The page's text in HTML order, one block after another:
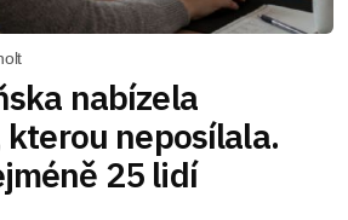
nabízela
neposílala.
25 lidí